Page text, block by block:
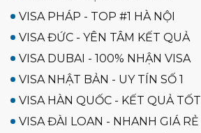
VISA PHÁP - TOP #1 HÀ NỘI
VISA ĐỨC - YÊN TÂM KẾT QUẢ
VISA DUBAI - 100% NHẬN VISA
VISA NHẬT BẢN - UY TÍN SỐ 1
VISA HÀN QUỐC - KẾT QUẢ TỐT
VISA ĐÀI LOAN - NHANH GIÁ RẺ